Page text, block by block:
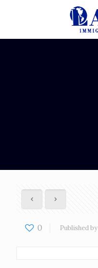
0 Published by